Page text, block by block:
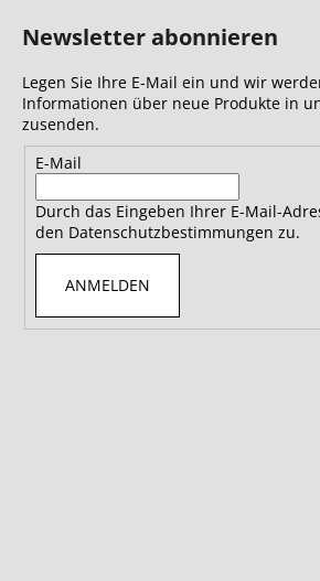
Newsletter abonnieren
Legen Sie Ihre E-Mail ein und wir
Informationen über neue Produkte in
zusenden.
E-Mail
Durch das Eingeben Ihrer E-Mail-
den Datenschutzbestimmungen zu.
ANMELDEN